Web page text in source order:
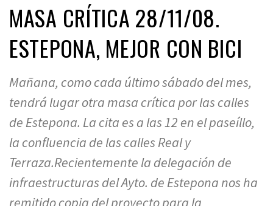
MASA CRÍTICA 28/11/08.
ESTEPONA, MEJOR CON BICI
Mañana, como cada último sábado del mes,
tendrá lugar otra masa crítica por las calles
de Estepona. La cita es a las 12 en el paseíllo,
la confluencia de las calles Real y
Terraza.Recientemente la delegación de
infraestructuras del Ayto. de Estepona nos ha
remitido copia del proyecto para la